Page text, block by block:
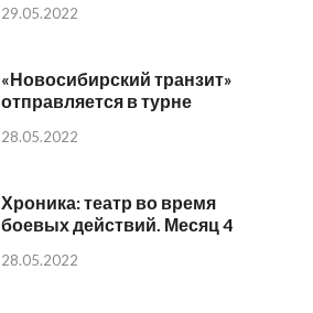
29.05.2022
«Новосибирский транзит»
отправляется в турне
28.05.2022
Хроника: театр во время
боевых действий. Месяц 4
28.05.2022